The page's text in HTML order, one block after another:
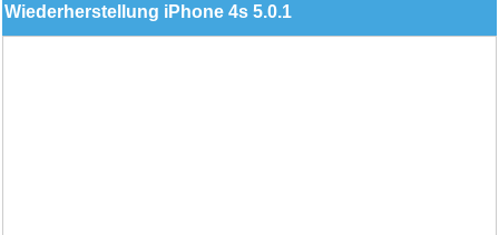
Wiederherstellung iPhone 4s 5.0.1